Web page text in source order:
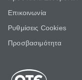
Επικοινωνία
Ρυθμίσεις Cookies
Προσβασιμότητα